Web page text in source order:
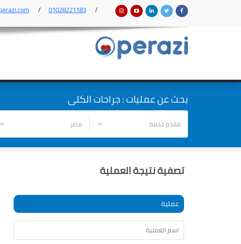
01028221183
بحث عن عمليات : جراحات الكلى
تصفية نتيجة العملية
عملية